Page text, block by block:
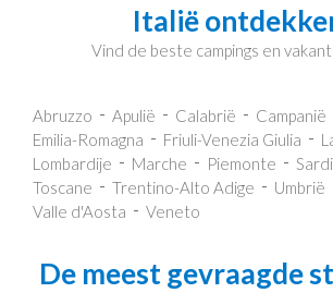
Italië
Vind de beste campings en
Abruzzo Apulië Calabrië
Campanië
Emilia-Romagna
Friuli-Venezia Giulia
Lombardije
Marche Piemonte
Toscane
Trentino-Alto Adige
Umbrië
Valle d'Aosta
Veneto
De meest gevraagde